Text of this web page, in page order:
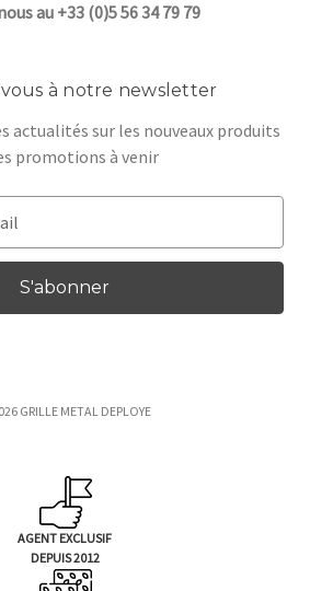
au +33 (0)5 56 34 79 79
à notre newsletter
actualités sur les nouveaux produits
promotions à venir
GRILLE METAL DEPLOYE
AGENT EXCLUSIF
DEPUIS 2012